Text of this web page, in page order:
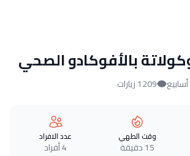
بالأفوكادو الصحي
1209 زيارات
وقت الطهي
15 دقيقة
عدد الافراد
4 أفراد